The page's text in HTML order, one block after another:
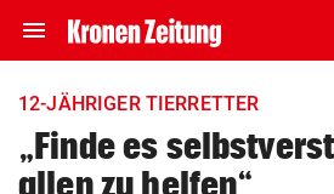
menu Navigation
ein-/ausklappen
12-JÄHRIGER TIERRETTER
„Finde es
allen zu helfen“